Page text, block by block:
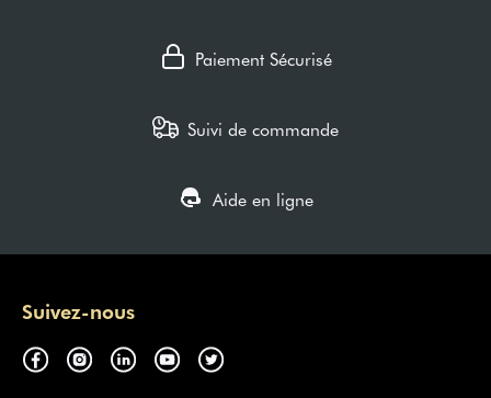
Paiement Sécurisé
Suivi de commande
Aide en ligne
Suivez-nous